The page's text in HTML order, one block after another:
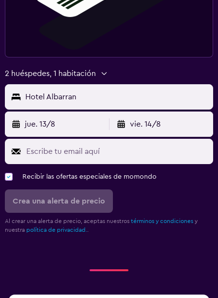
2 huéspedes, 1 habitación
Hotel Albarran
jue. 13/8 vie. 14/8
Recibir las ofertas especiales de momondo
Crea una alerta de precio
Al crear una alerta de precio, aceptas nuestros términos y condiciones y
nuestra política de privacidad.